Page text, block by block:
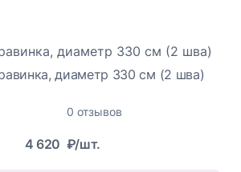
диаметр 330 см (2 шва)
0 отзывов
4 620 ₽/шт.